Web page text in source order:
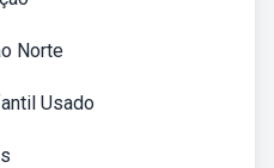
Norte
Usado